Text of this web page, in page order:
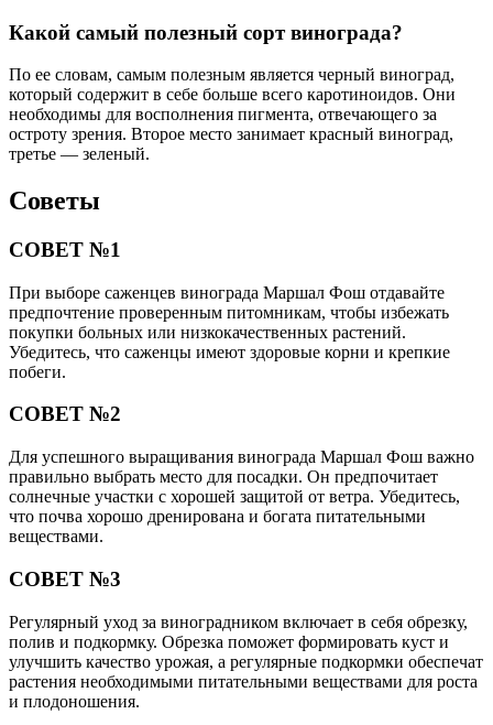
Какой самый полезный сорт винограда?
По ее словам, самым полезным является черный виноград,
который содержит в себе больше всего каротиноидов. Они
необходимы для восполнения пигмента, отвечающего за
остроту зрения. Второе место занимает красный виноград,
третье — зеленый.
Советы
СОВЕТ №1
При выборе саженцев винограда Маршал Фош отдавайте
предпочтение проверенным питомникам, чтобы избежать
покупки больных или низкокачественных растений.
Убедитесь, что саженцы имеют здоровые корни и крепкие
побеги.
СОВЕТ №2
Для успешного выращивания винограда Маршал Фош важно
правильно выбрать место для посадки. Он предпочитает
солнечные участки с хорошей защитой от ветра. Убедитесь,
что почва хорошо дренирована и богата питательными
веществами.
СОВЕТ №3
Регулярный уход за виноградником включает в себя обрезку,
полив и подкормку. Обрезка поможет формировать куст и
улучшить качество урожая, а регулярные подкормки обеспечат
растения необходимыми питательными веществами для роста
и плодоношения.